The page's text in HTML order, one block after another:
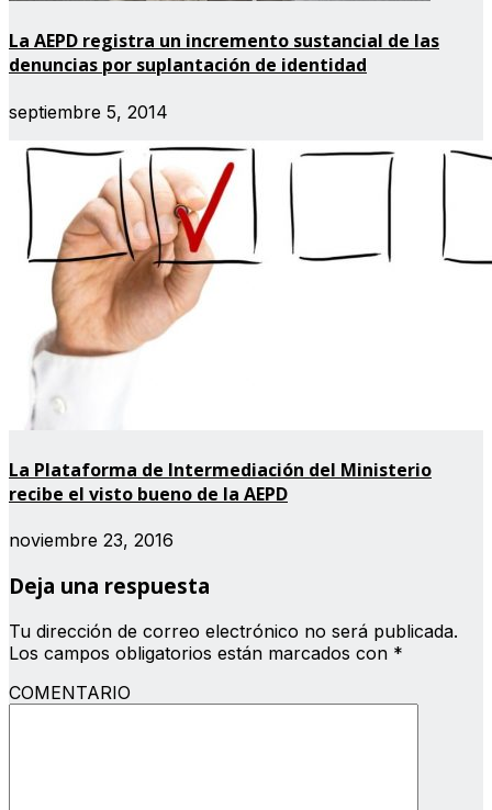
La AEPD registra un incremento sustancial de las
denuncias por suplantación de identidad
septiembre 5, 2014
La Plataforma de Intermediación del Ministerio
recibe el visto bueno de la AEPD
noviembre 23, 2016
Deja una respuesta
Tu dirección de correo electrónico no será publicada.
Los campos obligatorios están marcados con *
COMENTARIO